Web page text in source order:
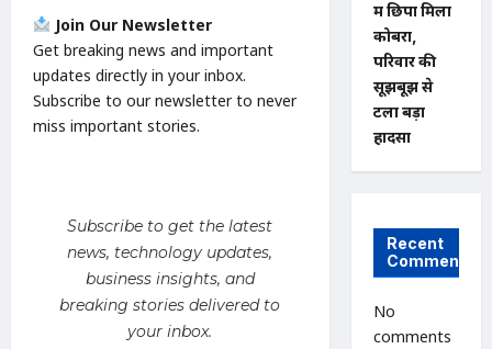
Join Our Newsletter
Get breaking news and important
updates directly in your inbox.
Subscribe to our newsletter to never
miss important stories.
Subscribe to get the latest
news, technology updates,
business insights, and
breaking stories delivered to
your inbox.
में छिपा मिला
कोबरा,
परिवार की
सूझबूझ से
टला बड़ा
हादसा
Recent
Comments
No
comments